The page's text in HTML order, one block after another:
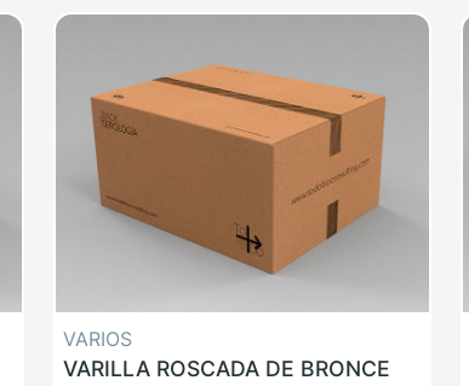
VARIOS
VARILLA ROSCADA DE BRONCE